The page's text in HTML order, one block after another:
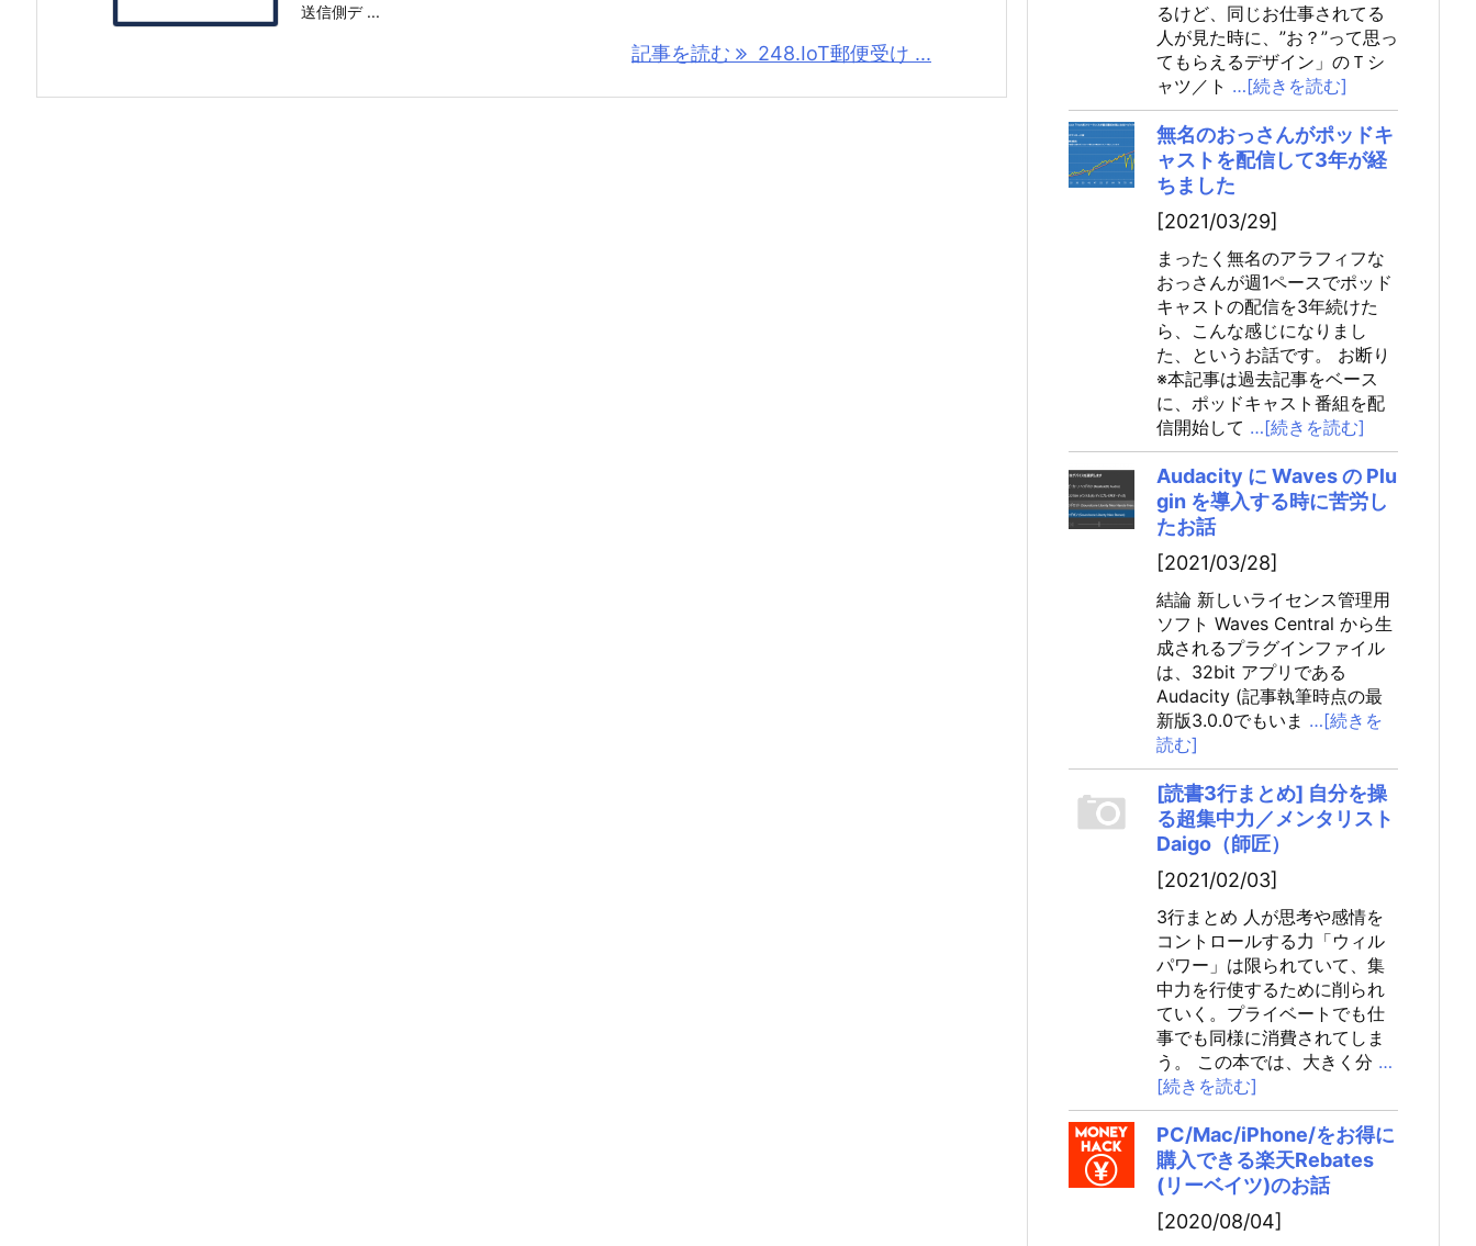
送信側デ ...
記事を読む 248.IoT郵便受け ...
るけど、同じお仕事されてる
人が見た時に、”お？”って思っ
てもらえるデザイン」のＴシ
ャツ／ト …[続きを読む]
無名のおっさんがポッドキ
ャストを配信して3年が経
ちました
[2021/03/29]
まったく無名のアラフィフな
おっさんが週1ペースでポッド
キャストの配信を3年続けた
ら、こんな感じになりまし
た、というお話です。 お断り
※本記事は過去記事をベース
に、ポッドキャスト番組を配
信開始して …[続きを読む]
Audacity に Waves の Plu
gin を導入する時に苦労し
たお話
[2021/03/28]
結論 新しいライセンス管理用
ソフト Waves Central から生
成されるプラグインファイル
は、32bit アプリである
Audacity (記事執筆時点の最
新版3.0.0でもいま …[続きを
読む]
[読書3行まとめ] 自分を操
る超集中力／メンタリスト
Daigo（師匠）
[2021/02/03]
3行まとめ 人が思考や感情を
コントロールする力「ウィル
パワー」は限られていて、集
中力を行使するために削られ
ていく。プライベートでも仕
事でも同様に消費されてしま
う。 この本では、大きく分 …
[続きを読む]
PC/Mac/iPhone/をお得に
購入できる楽天Rebates
(リーベイツ)のお話
[2020/08/04]